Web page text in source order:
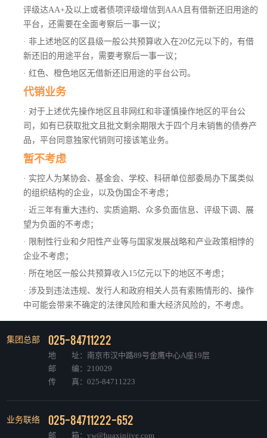
评级达AA+及以上或者债项评级增信到AAA且有借新还旧用途的
平台，还需要在全面考察后一事一议；
· 非上述地区的区县级一般公共预算收入在20亿元以下的，有借
新还旧的用途平台，需要考察后一事一议；
· 红色、橙色地区无借新还旧用途的平台公司。
代销业务
· 对于上述优先操作地区且非网红和非谨慎操作地区的平台公
司，如有已获取批文且批文剩余期限大于四个月未销售的债券产
品，平台同意独家代销则可接该笔业务。
暂不考虑
· 实控人为某协会、基金会、学校、科研单位部委局办下属类似
的组织结构的企业，以及伪国企不考虑；
· 近三年有重大违约、实质逾期、众多负面信息、评级下调、展
望为负面的不考虑；
· 限制性行业和夕阳性产业等与国家发展战略和产业政策相悖的
企业不考虑；
· 所在地区一般公共预算收入15亿元以下的地区不考虑；
· 涉及到违法违规、发行人和政府相关人员有索贿情形的、操作
中可能会带来不确定的法律风险和重大经济风险的，不考虑。
集团总部 025-84711222
地 址：南京市汉中路89号金鹰中心A座19层
邮 编：210029
传 真：025-84711223
业务联络 025-84711222-652
邮 箱：yw@huaxinjiye.com